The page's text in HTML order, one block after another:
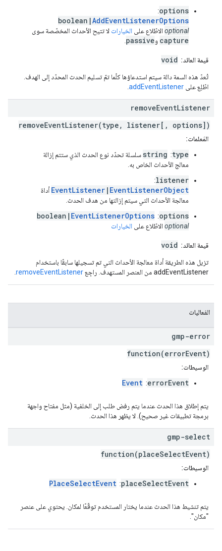
options
:
boolean|AddEventListenerOptions
optionalالاطّلاع على الخيارات لا تتيح الأحداث المخصّصة سوى
capture وpassive
.
قيمة العائد: void
تُعدّ هذه السمة دالة سيتم استدعاؤها كلّما تمّ تسليم الحدث المحدّد إلى الهدف.
اطّلِع على addEventListener
.
removeEventListener
removeEventListener(type, listener[, options])
المَعلمات:
type
:
string سلسلة تحدّد نوع الحدث الذي ستتم إزالة
معالج الأحداث الخاص به.
listener
:
EventListener | EventListenerObject
أداة
معالجة الأحداث التي سيتم إزالتها من هدف الحدث.
options
:
boolean| EventListenerOptions
optionalالاطّلاع على الخيارات
قيمة العائد: void
تزيل هذه الطريقة أداة معالجة الأحداث التي تم تسجيلها سابقًا باستخدام
addEventListener من العنصر المستهدف. راجِع
removeEventListener
.
الفعاليات
gmp-error
function(errorEvent)
الوسيطات:
errorEvent
:
Event
يتم إطلاق هذا الحدث عندما يتم رفض طلب إلى الخلفية (مثل مفتاح واجهة
برمجة تطبيقات غير صحيح). لا يظهر هذا الحدث.
gmp-select
function(placeSelectEvent)
الوسيطات:
placeSelectEvent
:
PlaceSelectEvent
يتم تنشيط هذا الحدث عندما يختار المستخدم توقّعًا لمكان. يحتوي على عنصر
"مكان".